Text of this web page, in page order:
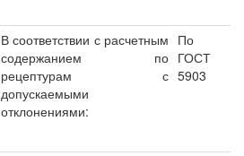
В соответствии с расчетным
содержанием по
рецептурам с
допускаемыми
отклонениями:
По
ГОСТ
5903